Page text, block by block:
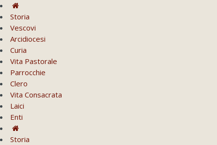
Storia
Vescovi
Arcidiocesi
Curia
Vita Pastorale
Parrocchie
Clero
Vita Consacrata
Laici
Enti
Storia